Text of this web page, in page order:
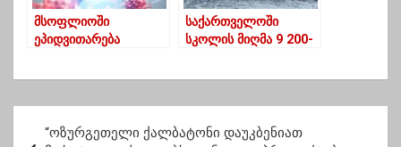
მსოფლიოში
ეპიდვითარება
მატულობს
საქართველოში
სკოლის მიღმა 9 200-
“ოზურგეთელი ქალბატონი დაუკბენიათ